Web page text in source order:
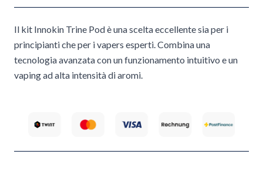
Il kit Innokin Trine Pod è una scelta eccellente sia per i
principianti che per i vapers esperti. Combina una
tecnologia avanzata con un funzionamento intuitivo e un
vaping ad alta intensità di aromi.